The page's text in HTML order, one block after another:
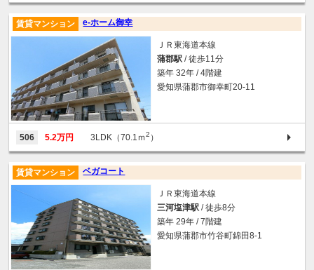
e-ホーム御幸
賃貸マンション
ＪＲ東海道本線
蒲郡駅 / 徒歩11分
築年 32年 / 4階建
愛知県蒲郡市御幸町20-11
506 5.2万円 3LDK（70.1ｍ2 ）
ベガコート
賃貸マンション
ＪＲ東海道本線
三河塩津駅 / 徒歩8分
築年 29年 / 7階建
愛知県蒲郡市竹谷町錦田8-1